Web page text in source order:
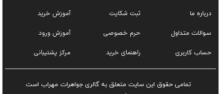
درباره ما
سوالات متداول
حساب کاربری
ثبت شکایت
حرم خصوصی
راهنمای خرید
آموزش خرید
آموزش ورود
مرکز پشتیبانی
تمامی حقوق این سایت متعلق به گالری جواهرات مهراب است